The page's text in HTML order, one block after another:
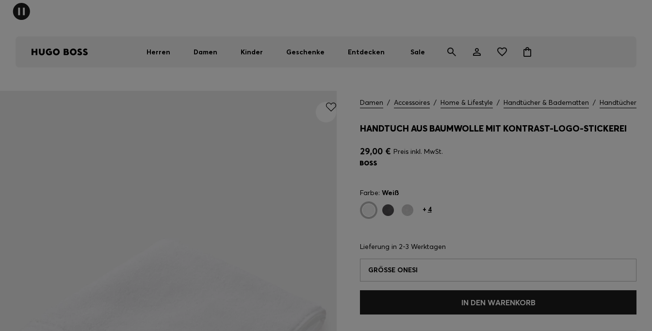
Herren Damen Kinder Geschenke Entdecken Sale
Damen / Accessoires / Home & Lifestyle / Handtücher & Badematten / Handtücher
HANDTUCH AUS BAUMWOLLE MIT KONTRAST-LOGO-STICKEREI
29,00 € Preis inkl. MwSt.
Farbe: Weiß
+ 4
Lieferung in 2-3 Werktagen
GRÖSSE ONESI
IN DEN WARENKORB